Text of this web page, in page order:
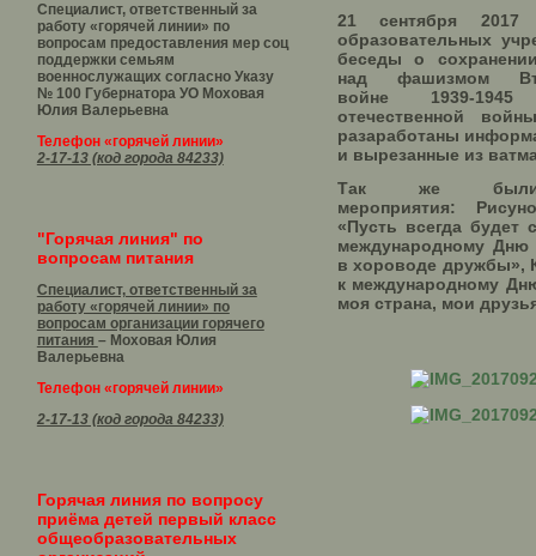
Специалист, ответственный за
работу «горячей линии» по
вопросам предоставления мер соц
поддержки семьям
военнослужащих согласно Указу
№ 100 Губернатора УОМоховая
Юлия Валерьевна
Телефон «горячей линии»
2-17-13 (код города 84233)
"Горячая линия" по
вопросам питания
Специалист, ответственный за
работу «горячей линии» по
вопросам организации горячего
питания – Моховая Юлия
Валерьевна
Телефон «горячей линии»
2-17-13 (код города 84233)
Горячая линия по вопросу
приёма детей первый класс
общеобразовательных
21 сентября
образовательных
беседы о
над фашизмом
войне 1939-
отечественной
разаработаны
и вырезанные из
Так же были
мероприятия:
«Пусть всегда будет
международному
в хороводе дружбы»,
к международному
моя страна, мои